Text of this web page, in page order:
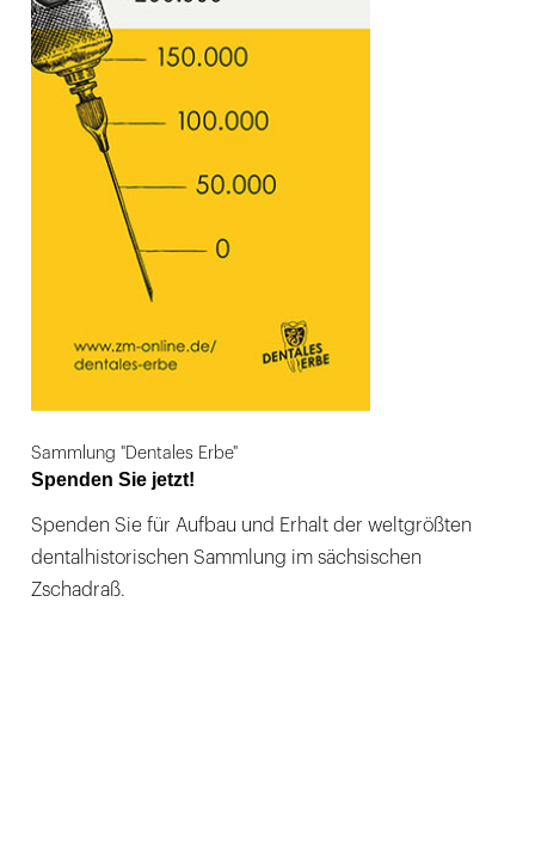
Sammlung "Dentales Erbe"
Spenden Sie jetzt!
Spenden Sie für Aufbau und Erhalt der weltgrößten
dentalhistorischen Sammlung im sächsischen
Zschadraß.